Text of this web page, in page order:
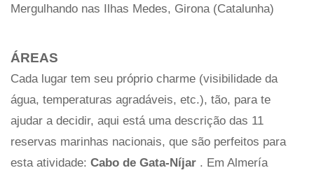
Mergulhando nas Ilhas Medes, Girona (Catalunha)
ÁREAS
Cada lugar tem seu próprio charme (visibilidade da
água, temperaturas agradáveis, etc.), tão, para te
ajudar a decidir, aqui está uma descrição das 11
reservas marinhas nacionais, que são perfeitos para
esta atividade: Cabo de Gata-Níjar . Em Almería